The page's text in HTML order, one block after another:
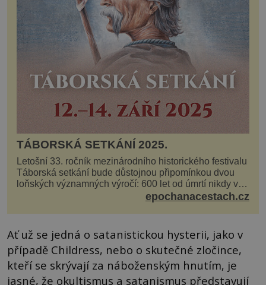
TÁBORSKÁ SETKÁNÍ 2025.
Letošní 33. ročník mezinárodního historického festivalu
Táborská setkání bude důstojnou připomínkou dvou
loňských významných výročí: 600 let od úmrtí nikdy v
poli neporaženého hejtmana Jana Žižky z Tr...
epochanacestach.cz
Ať už se jedná o satanistickou hysterii, jako v
případě Childress, nebo o skutečné zločince,
kteří se skrývají za náboženským hnutím, je
jasné, že okultismus a satanismus představují